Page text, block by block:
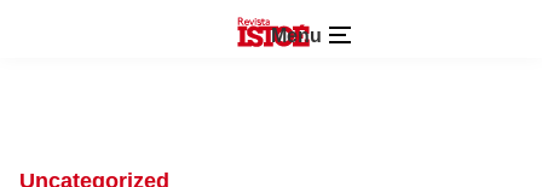
Menu
Uncategorized